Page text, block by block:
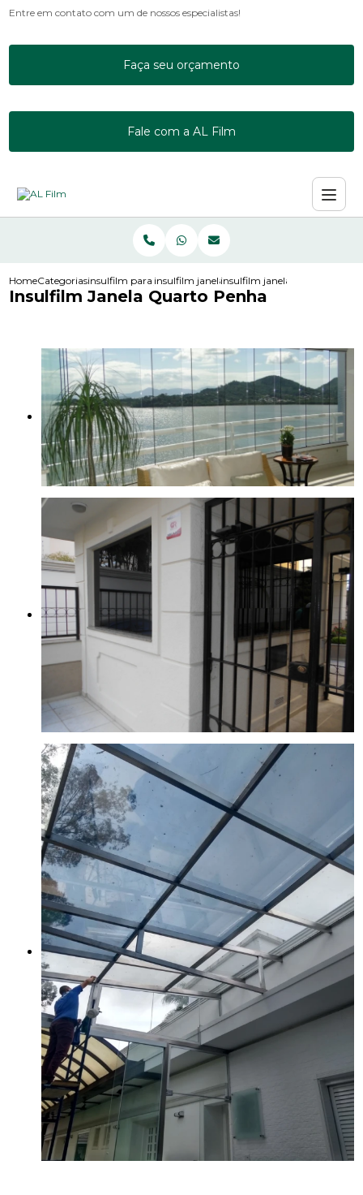
Entre em contato com um de nossos especialistas!
Faça seu orçamento
Fale com a AL Film
HomeCategoriasinsulfilm para janelasinsulfilm janela residencialinsulfilm janela quarto penha
Insulfilm Janela Quarto Penha